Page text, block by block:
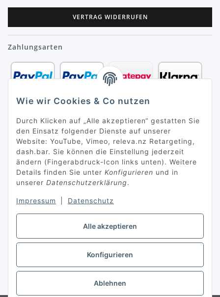
Alle akzeptieren
Konfigurieren
Ablehnen
Wie wir Cookies & Co nutzen
Durch Klicken auf „Alle akzeptieren“ gestatten Sie
den Einsatz folgender Dienste auf unserer
Website: YouTube, Vimeo, releva.nz Retargeting,
dash.bar. Sie können die Einstellung jederzeit
ändern (Fingerabdruck-Icon links unten). Weitere
Details finden Sie unter Konfigurieren und in
unserer Datenschutzerklärung.
Impressum Datenschutz
VERTRAG WIDERRUFEN
Zahlungsarten
* Alle Preise inkl. gesetzlicher USt., zzgl.